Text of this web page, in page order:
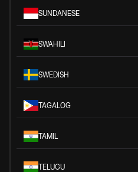
SUNDANESE
SWAHILI
SWEDISH
TAGALOG
TAMIL
TELUGU